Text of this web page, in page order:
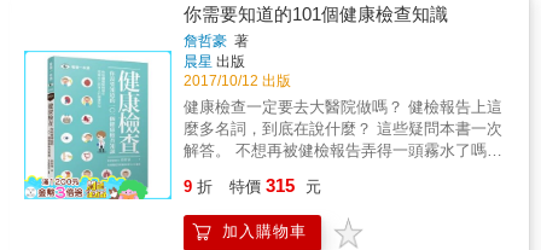
至還可能有害人體。 &bull;新儀器﹅非侵入性
﹅醫師推薦&hellip;&hellip;都不等於最佳醫療選
擇。 以電腦斷層掃描（CT）為例：紐約哥倫比
亞大學醫學中心調查， 接受CT檢查引發癌症的
身故率，遠大於交通事故死亡率。 ◎醫院最常
見的不當檢查，做了反而更糟糕？ &bull;
「肺」是輻射高敏感器官， 但定期篩檢並沒有
總研究：結果異常者有九成三是假警報，過度
診斷率高達七成八。 &bull;女性健檢常見的乳
房攝影，竟會提高乳癌發生率？十年來幾乎翻
法，只能治標不治本，他將在本書探究不同慢
性病：心血管病、免疫系統失調以及退化病的
根源成因，解開人體缺乏營養素與積聚毒金屬
與疾病之關係，並分享螫合療法排毒、補營和
戒口的「不藥而治」個案，闡釋自療慢性病的
良方！ & 另外伍醫生亦會引述醫學界對癌症成
因的不同見解，並以外國科研為基礎，闡釋常
規和非常規療法的效用，讓你掌握更多預治頑
症的資訊！
你需要知道的101個健康檢查知識
詹哲豪 著
晨星 出版
2017/10/12 出版
健康檢查一定要去大醫院做嗎？ 健檢報告上這
麼多名詞，到底在說什麼？ 這些疑問本書一次
解答。 不想再被健檢報告弄得一頭霧水了嗎？
檢查身體，倘若不能夠好好理解報告上面的道
理，那麼不就太浪費了嗎?台大醫檢博士詹哲豪
另一新力作，以淺白文字搭上圖解，為讀者詳
9 折 特價 315 元
加入購物車